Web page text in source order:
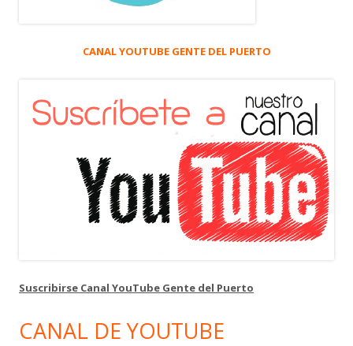
CANAL YOUTUBE GENTE DEL PUERTO
Suscribirse Canal YouTube Gente del Puerto
CANAL DE YOUTUBE